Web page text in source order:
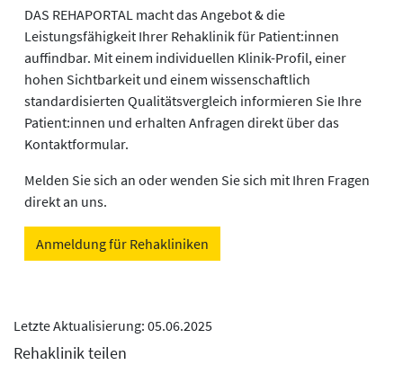
DAS REHAPORTAL macht das Angebot & die
Leistungsfähigkeit Ihrer Rehaklinik für Patient:innen
auffindbar. Mit einem individuellen Klinik-Profil, einer
hohen Sichtbarkeit und einem wissenschaftlich
standardisierten Qualitätsvergleich informieren Sie Ihre
Patient:innen und erhalten Anfragen direkt über das
Kontaktformular.
Melden Sie sich an oder wenden Sie sich mit Ihren Fragen
direkt an uns.
Anmeldung für Rehakliniken
Letzte Aktualisierung: 05.06.2025
Rehaklinik teilen